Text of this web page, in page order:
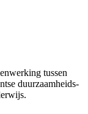
tussen
duurzaamheids­